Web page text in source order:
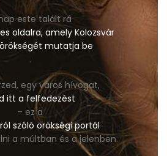
este talált rá
oldalra, amely Kolozsvár
mutatja be
.
egy város hívogat,
itt a felfedezést
– ez a
szóló örökségi portál
a múltban és a jelenben.